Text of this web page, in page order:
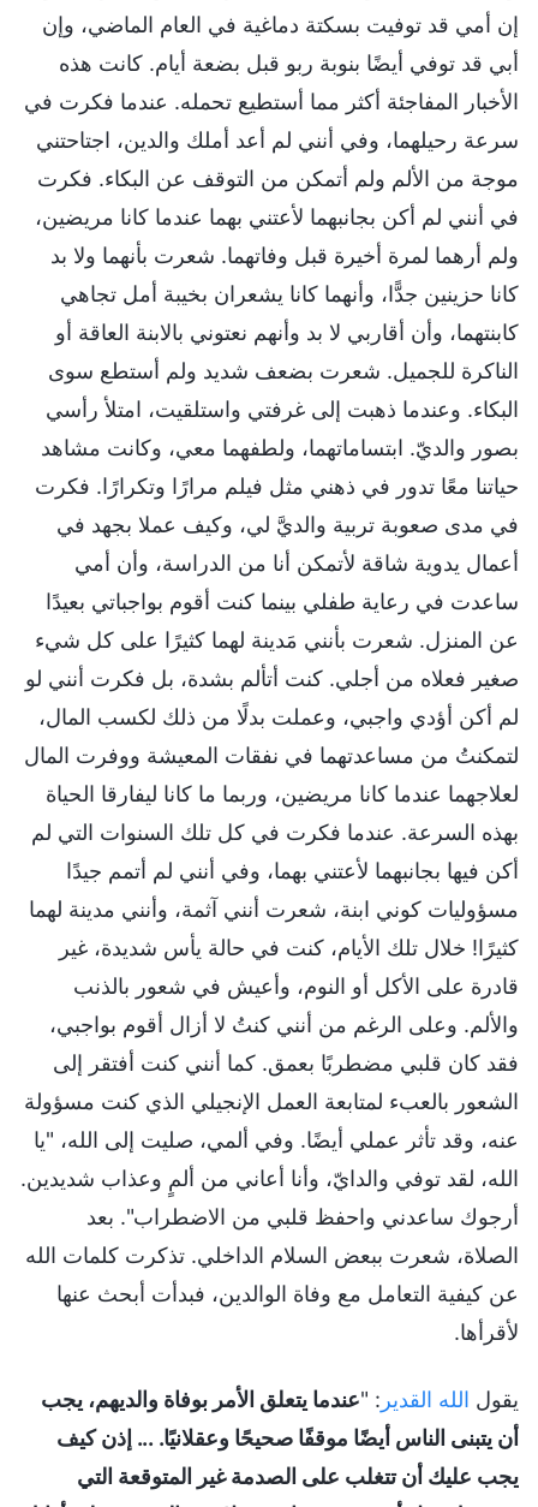
إن أمي قد توفيت بسكتة دماغية في العام الماضي، وإن
أبي قد توفي أيضًا بنوبة ربو قبل بضعة أيام. كانت هذه
الأخبار المفاجئة أكثر مما أستطيع تحمله. عندما فكرت في
سرعة رحيلهما، وفي أنني لم أعد أملك والدين، اجتاحتني
موجة من الألم ولم أتمكن من التوقف عن البكاء. فكرت
في أنني لم أكن بجانبهما لأعتني بهما عندما كانا مريضين،
ولم أرهما لمرة أخيرة قبل وفاتهما. شعرت بأنهما ولا بد
كانا حزينين جدًّا، وأنهما كانا يشعران بخيبة أمل تجاهي
كابنتهما، وأن أقاربي لا بد وأنهم نعتوني بالابنة العاقة أو
الناكرة للجميل. شعرت بضعف شديد ولم أستطع سوى
البكاء. وعندما ذهبت إلى غرفتي واستلقيت، امتلأ رأسي
بصور والديّ. ابتساماتهما، ولطفهما معي، وكانت مشاهد
حياتنا معًا تدور في ذهني مثل فيلم مرارًا وتكرارًا. فكرت
في مدى صعوبة تربية والديَّ لي، وكيف عملا بجهد في
أعمال يدوية شاقة لأتمكن أنا من الدراسة، وأن أمي
ساعدت في رعاية طفلي بينما كنت أقوم بواجباتي بعيدًا
عن المنزل. شعرت بأنني مَدينة لهما كثيرًا على كل شيء
صغير فعلاه من أجلي. كنت أتألم بشدة، بل فكرت أنني لو
لم أكن أؤدي واجبي، وعملت بدلًا من ذلك لكسب المال،
لتمكنتُ من مساعدتهما في نفقات المعيشة ووفرت المال
لعلاجهما عندما كانا مريضين، وربما ما كانا ليفارقا الحياة
بهذه السرعة. عندما فكرت في كل تلك السنوات التي لم
أكن فيها بجانبهما لأعتني بهما، وفي أنني لم أتمم جيدًا
مسؤوليات كوني ابنة، شعرت أنني آثمة، وأنني مدينة لهما
كثيرًا! خلال تلك الأيام، كنت في حالة يأس شديدة، غير
قادرة على الأكل أو النوم، وأعيش في شعور بالذنب
والألم. وعلى الرغم من أنني كنتُ لا أزال أقوم بواجبي،
فقد كان قلبي مضطربًا بعمق. كما أنني كنت أفتقر إلى
الشعور بالعبء لمتابعة العمل الإنجيلي الذي كنت مسؤولة
عنه، وقد تأثر عملي أيضًا. وفي ألمي، صليت إلى الله، "يا
الله، لقد توفي والدايّ، وأنا أعاني من ألمٍ وعذاب شديدين.
أرجوك ساعدني واحفظ قلبي من الاضطراب". بعد
الصلاة، شعرت ببعض السلام الداخلي. تذكرت كلمات الله
عن كيفية التعامل مع وفاة الوالدين، فبدأت أبحث عنها
لأقرأها.
يقول الله القدير : "عندما يتعلق الأمر بوفاة والديهم، يجب
أن يتبنى الناس أيضًا موقفًا صحيحًا وعقلانيًا. ... إذن كيف
يجب عليك أن تتغلب على الصدمة غير المتوقعة التي